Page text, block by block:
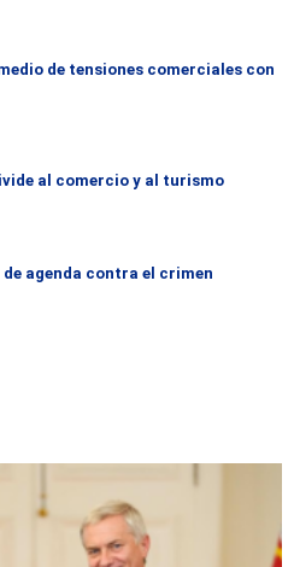
de tensiones comerciales con
al comercio y al turismo
agenda contra el crimen